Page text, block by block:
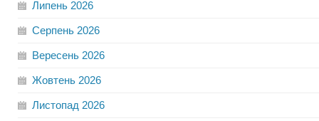
Липень 2026
Серпень 2026
Вересень 2026
Жовтень 2026
Листопад 2026